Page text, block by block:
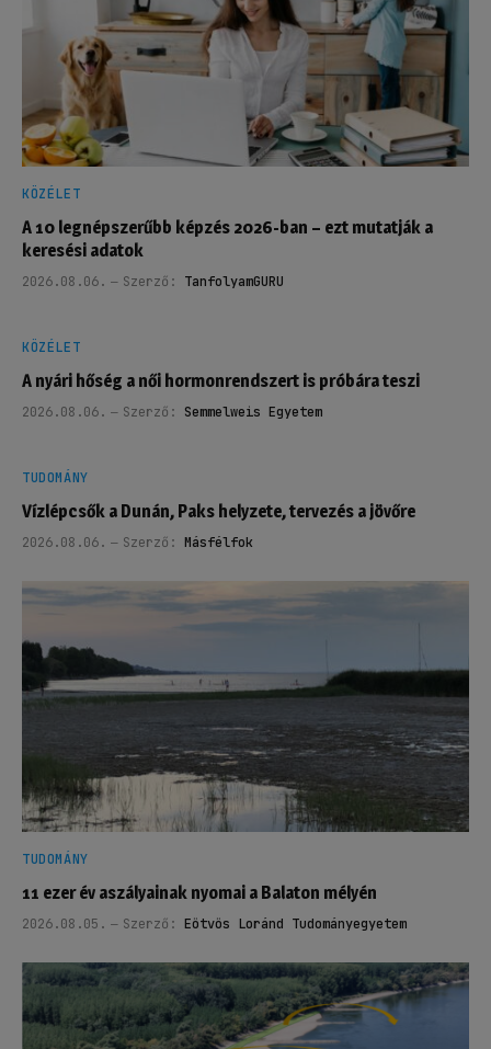
KÖZÉLET
A 10 legnépszerűbb képzés 2026-ban – ezt mutatják a
keresési adatok
2026.08.06. Szerző: TanfolyamGURU
KÖZÉLET
A nyári hőség a női hormonrendszert is próbára teszi
2026.08.06. Szerző: Semmelweis Egyetem
TUDOMÁNY
Vízlépcsők a Dunán, Paks helyzete, tervezés a jövőre
2026.08.06. Szerző: Másfélfok
TUDOMÁNY
11 ezer év aszályainak nyomai a Balaton mélyén
2026.08.05. Szerző: Eötvös Loránd Tudományegyetem